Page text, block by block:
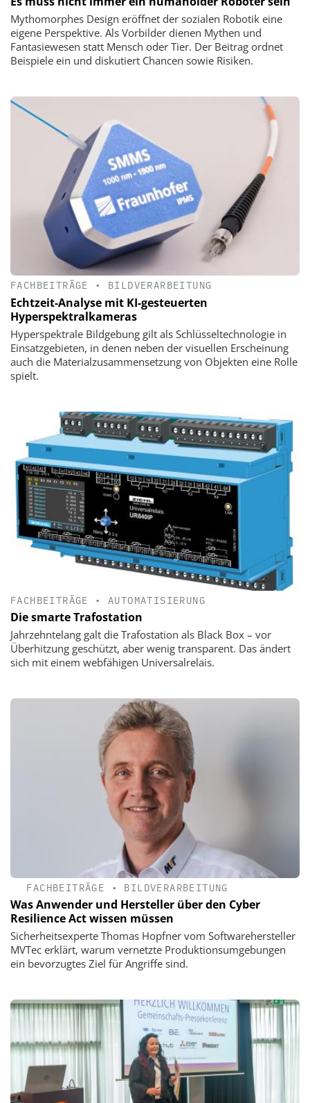
Mythomorphes Design eröffnet der sozialen Robotik eine
eigene Perspektive. Als Vorbilder dienen Mythen und
Fantasiewesen statt Mensch oder Tier. Der Beitrag ordnet
Beispiele ein und diskutiert Chancen sowie Risiken.
FACHBEITRÄGE • BILDVERARBEITUNG
Echtzeit-Analyse mit KI-gesteuerten
Hyperspektralkameras
Hyperspektrale Bildgebung gilt als Schlüsseltechnologie in
Einsatzgebieten, in denen neben der visuellen Erscheinung
auch die Materialzusammensetzung von Objekten eine Rolle
spielt.
FACHBEITRÄGE •AUTOMATISIERUNG
Die smarte Trafostation
Jahrzehntelang galt die Trafostation als Black Box – vor
Überhitzung geschützt, aber wenig transparent. Das ändert
sich mit einem web­fähigen Universalrelais.
FACHBEITRÄGE • BILDVERARBEITUNG
Was Anwender und Hersteller über den Cyber
Resilience Act wissen müssen
Sicherheitsexperte Thomas Hopfner vom Softwarehersteller
MVTec erklärt, warum vernetzte Produktionsumgebungen
ein bevorzugtes Ziel für Angriffe sind.